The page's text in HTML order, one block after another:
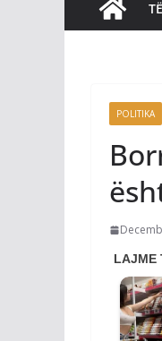
POLITIKA